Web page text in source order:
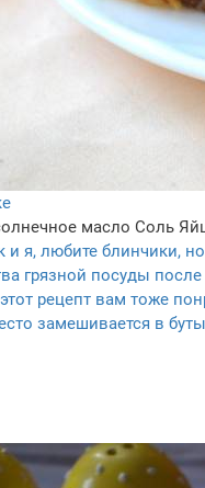
масло Соль
и я, любите блинчики,
грязной посуды после
рецепт вам тоже
замешивается в